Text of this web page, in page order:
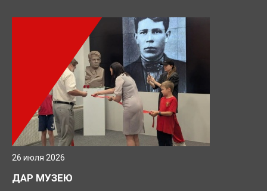
26 июля 2026
ДАР МУЗЕЮ